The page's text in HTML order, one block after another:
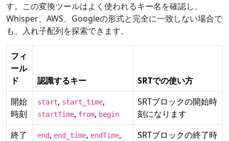
す。この変換ツールはよく使われるキー名を確認し、
Whisper、AWS、Googleの形式と完全に一致しない場合で
も、入れ子配列を探索できます。
フィ
ール
ド
認識するキー
SRTでの使い方
開始
時刻
start, start_time,
startTime, from, begin
SRTブロックの開始時
刻になります
終了
end, end_time, endTime,
SRTブロックの終了時